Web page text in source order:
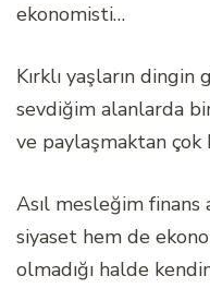
ekonomisti…
Kırklı yaşların
sevdiğim alanlarda
ve paylaşmaktan çok
Asıl mesleğim finans
siyaset hem de
olmadığı halde